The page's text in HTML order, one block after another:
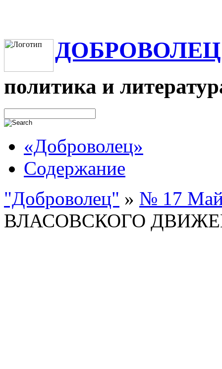
ДОБРОВОЛЕЦ
политика и
«Доброволец»
Содержание
"Доброволец" » № 17 Май
ВЛАСОВСКОГО